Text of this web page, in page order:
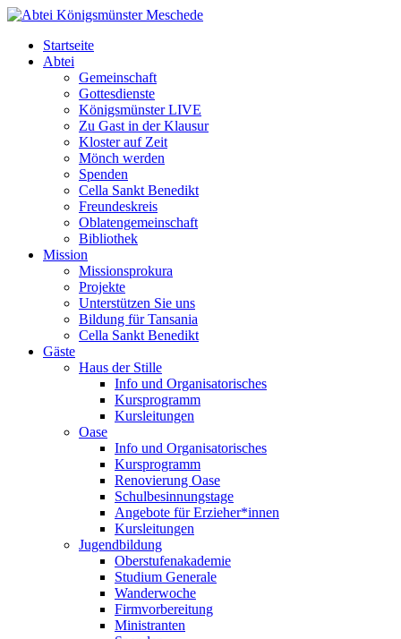
Startseite
Abtei
Gemeinschaft
Gottesdienste
Königsmünster LIVE
Zu Gast in der Klausur
Kloster auf Zeit
Mönch werden
Spenden
Cella Sankt Benedikt
Freundeskreis
Oblatengemeinschaft
Bibliothek
Mission
Missionsprokura
Projekte
Unterstützen Sie uns
Bildung für Tansania
Cella Sankt Benedikt
Gäste
Haus der Stille
Info und Organisatorisches
Kursprogramm
Kursleitungen
Oase
Info und Organisatorisches
Kursprogramm
Renovierung Oase
Schulbesinnungstage
Angebote für Erzieher*innen
Kursleitungen
Jugendbildung
Oberstufenakademie
Studium Generale
Wanderwoche
Firmvorbereitung
Ministranten